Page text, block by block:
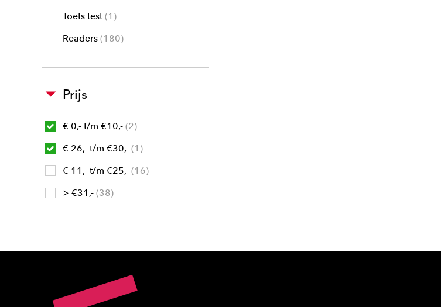
Toets test 1
Readers 180
Prijs
€ 0,- t/m €10,- 2
€ 26,- t/m €30,- 1
€ 11,- t/m €25,- 16
> €31,- 38